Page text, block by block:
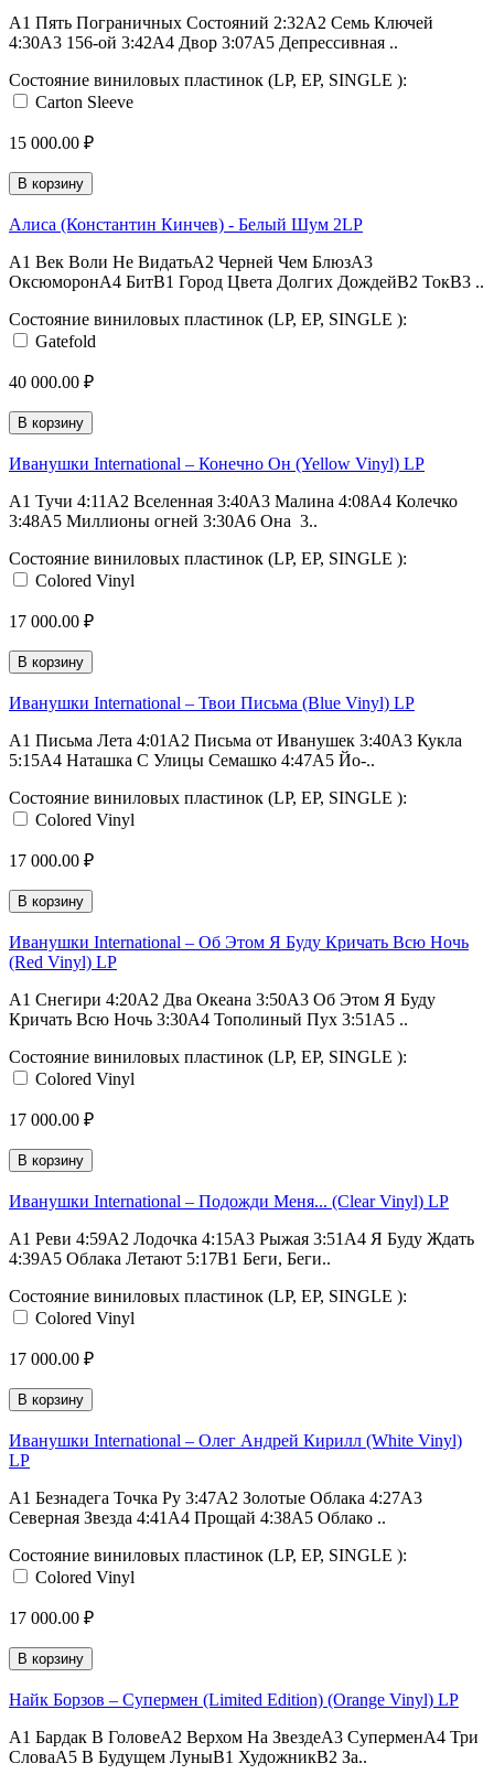
A1 Пять Пограничных Состояний 2:32A2 Семь Ключей
4:30A3 156-ой 3:42A4 Двор 3:07A5 Депрессивная ..
Состояние виниловых пластинок (LP, EP, SINGLE ):
Carton Sleeve
15 000.00 ₽
В корзину
Алиса (Константин Кинчев) - Белый Шум 2LP
A1 Век Воли Не ВидатьA2 Черней Чем БлюзA3
ОксюморонA4 БитB1 Город Цвета Долгих ДождейB2 ТокB3 ..
Состояние виниловых пластинок (LP, EP, SINGLE ):
Gatefold
40 000.00 ₽
В корзину
Иванушки International – Конечно Он (Yellow Vinyl) LP
A1 Тучи 4:11A2 Вселенная 3:40A3 Малина 4:08A4 Колечко
3:48A5 Миллионы огней 3:30A6 Она 3..
Состояние виниловых пластинок (LP, EP, SINGLE ):
Colored Vinyl
17 000.00 ₽
В корзину
Иванушки International – Твои Письма (Blue Vinyl) LP
A1 Письма Лета 4:01A2 Письма от Иванушек 3:40A3 Кукла
5:15A4 Наташка С Улицы Семашко 4:47A5 Йо-..
Состояние виниловых пластинок (LP, EP, SINGLE ):
Colored Vinyl
17 000.00 ₽
В корзину
Иванушки International – Об Этом Я Буду Кричать Всю Ночь
(Red Vinyl) LP
A1 Снегири 4:20A2 Два Океана 3:50A3 Об Этом Я Буду
Кричать Всю Ночь 3:30A4 Тополиный Пух 3:51A5 ..
Состояние виниловых пластинок (LP, EP, SINGLE ):
Colored Vinyl
17 000.00 ₽
В корзину
Иванушки International – Подожди Меня... (Clear Vinyl) LP
A1 Реви 4:59A2 Лодочка 4:15A3 Рыжая 3:51A4 Я Буду Ждать
4:39A5 Облака Летают 5:17B1 Беги, Беги..
Состояние виниловых пластинок (LP, EP, SINGLE ):
Colored Vinyl
17 000.00 ₽
В корзину
Иванушки International – Олег Андрей Кирилл (White Vinyl)
LP
A1 Безнадега Точка Ру 3:47A2 Золотые Облака 4:27A3
Северная Звезда 4:41A4 Прощай 4:38A5 Облако ..
Состояние виниловых пластинок (LP, EP, SINGLE ):
Colored Vinyl
17 000.00 ₽
В корзину
Найк Борзов – Супермен (Limited Edition) (Orange Vinyl) LP
A1 Бардак В ГоловеA2 Верхом На ЗвездеA3 СуперменA4 Три
СловаA5 В Будущем ЛуныB1 ХудожникB2 За..